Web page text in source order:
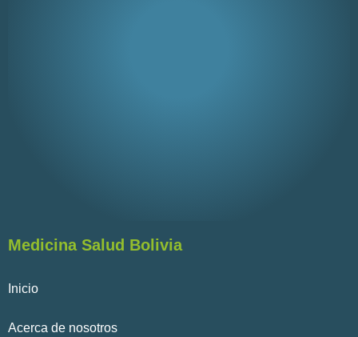
Medicina Salud Bolivia
Inicio
Acerca de nosotros